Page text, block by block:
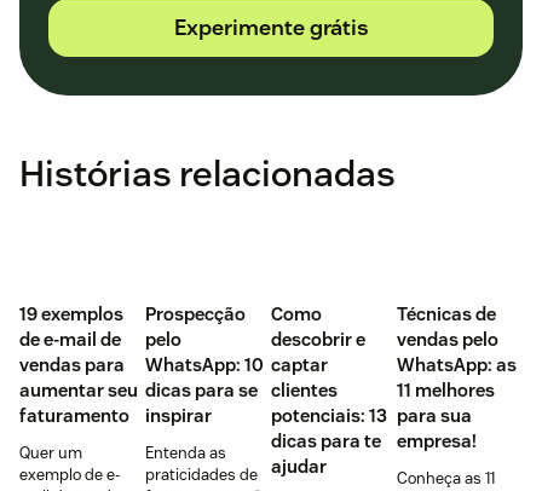
Experimente grátis
Histórias relacionadas
‌19 exemplos
de e-mail de
vendas para
aumentar seu
faturamento
Quer um
exemplo de e-
Prospecção
pelo
WhatsApp: 10
dicas para se
inspirar
Entenda as
praticidades de
Como
descobrir e
captar
clientes
potenciais: 13
dicas para te
ajudar
Técnicas de
vendas pelo
WhatsApp: as
11 melhores
para sua
empresa!
Conheça as 11